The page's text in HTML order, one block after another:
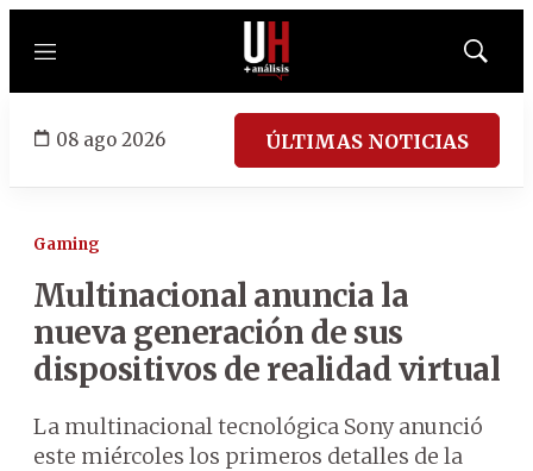
Menú
Mostrar
08 ago 2026 ÚLTIMAS NOTICIAS
Gaming
Multinacional anuncia la
nueva generación de sus
dispositivos de realidad virtual
La multinacional tecnológica Sony anunció
este miércoles los primeros detalles de la